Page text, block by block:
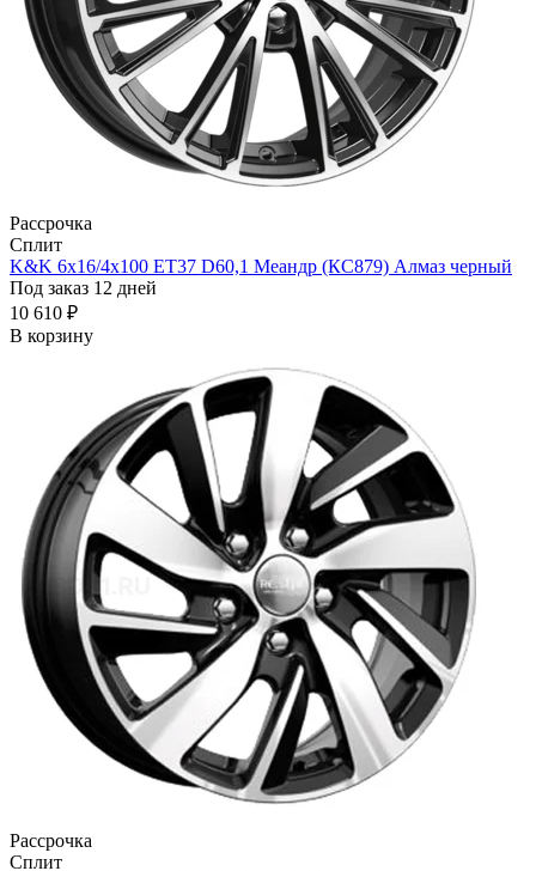
Рассрочка
Сплит
K&K 6x16/4x100 ET37 D60,1 Меандр (КС879) Алмаз черный
Под заказ 12 дней
10 610 ₽
В корзину
Рассрочка
Сплит